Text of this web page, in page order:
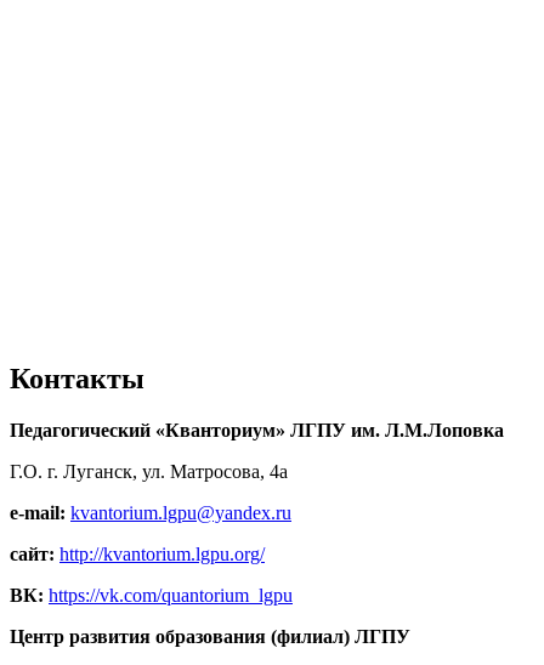
Контакты
Педагогический «Кванториум» ЛГПУ им. Л.М.Лоповка
Г.О. г. Луганск, ул. Матросова, 4а
e-mail: kvantorium.lgpu@yandex.ru
сайт: http://kvantorium.lgpu.org/
ВК: https://vk.com/quantorium_lgpu
Центр развития образования (филиал) ЛГПУ